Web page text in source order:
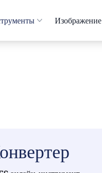
Изображение